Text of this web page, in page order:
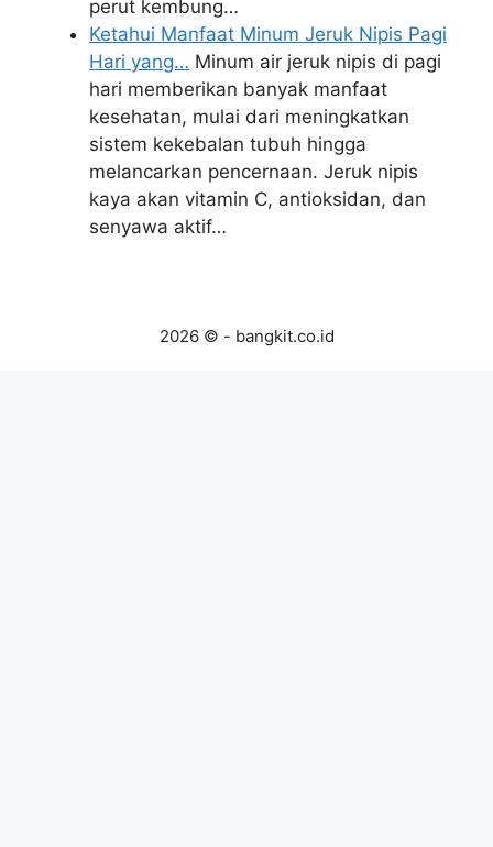
perut kembung…
Ketahui Manfaat Minum Jeruk Nipis Pagi
Hari yang… Minum air jeruk nipis di pagi
hari memberikan banyak manfaat
kesehatan, mulai dari meningkatkan
sistem kekebalan tubuh hingga
melancarkan pencernaan. Jeruk nipis
kaya akan vitamin C, antioksidan, dan
senyawa aktif…
2026 © - bangkit.co.id